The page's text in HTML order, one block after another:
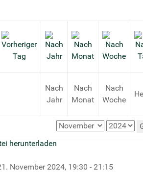
Nach
Jahr
Nach
Monat
Nach
Woche
November 2024, 19:30 - 21:15